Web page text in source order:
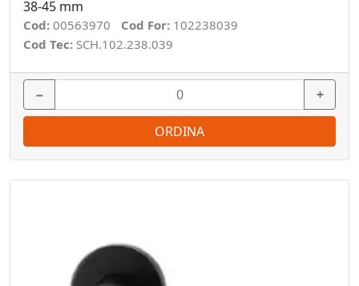
38-45 mm
Cod: 00563970 Cod For: 102238039
Cod Tec: SCH.102.238.039
− +
ORDINA